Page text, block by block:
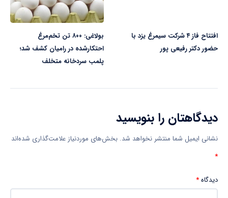
افتتاح فاز ۴ شرکت سیمرغ یزد با
حضور دکتر رفیعی پور
بولاغی: ۸۰۰ تن تخم‌مرغ
احتکارشده در رامیان کشف شد؛
پلمب سردخانه متخلف
دیدگاهتان را بنویسید
نشانی ایمیل شما منتشر نخواهد شد. بخش‌های موردنیاز علامت‌گذاری شده‌اند
*
دیدگاه*